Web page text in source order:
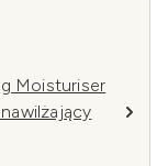
Moisturiser